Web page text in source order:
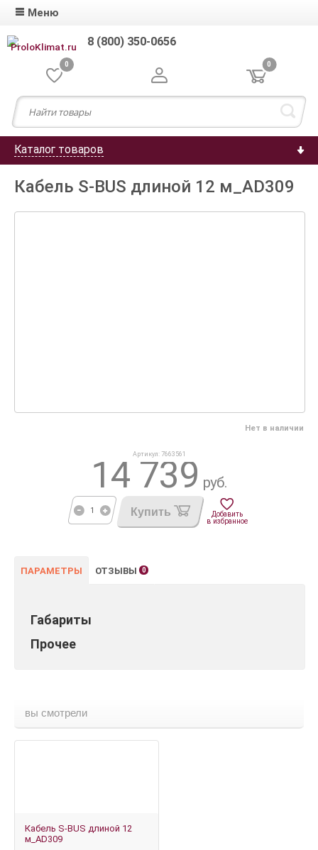
Меню
8 (800) 350-0656
0 0
Каталог товаров
Кабель S-BUS длиной 12 м_AD309
Нет в наличии
Артикул: 7663561
14 739руб.
Купить
Добавить
в избранное
ПАРАМЕТРЫ ОТЗЫВЫ 0
Габариты
Прочее
вы смотрели
Кабель S-BUS длиной 12
м_AD309